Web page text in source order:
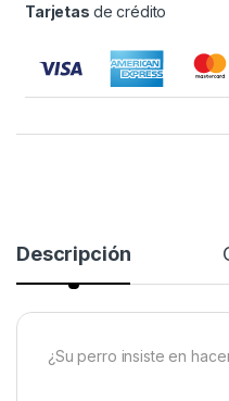
Tarjetas de crédito
Descripción
¿Su perro insiste en